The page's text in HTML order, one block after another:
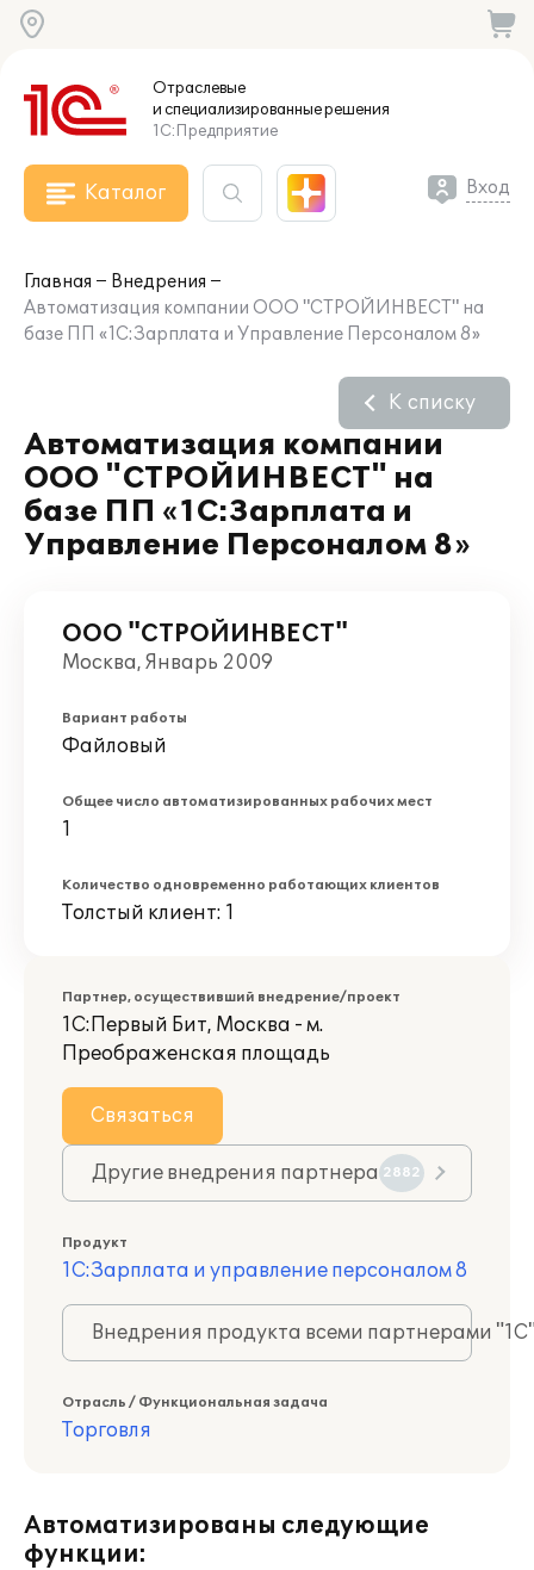
Отраслевые
и специализированныерешения
1С:Предприятие
Каталог Вход
Главная
Внедрения
Автоматизация компании ООО "СТРОЙИНВЕСТ" на
базе ПП «1С:Зарплата и Управление Персоналом 8»
Автоматизация компании
ООО "СТРОЙИНВЕСТ" на
базе ПП «1С:Зарплата и
Управление Персоналом 8»
К списку
ООО "СТРОЙИНВЕСТ"
Москва, Январь 2009
Вариант работы
Файловый
Общее число автоматизированных рабочих мест
1
Количество одновременно работающих клиентов
Толстый клиент: 1
Партнер, осуществивший внедрение/проект
1С:Первый Бит, Москва - м.
Преображенская площадь
Связаться
Другие внедрения партнера 2882
Продукт
1С:Зарплата и управление персоналом 8
Внедрения продукта всеми партнерами
Отрасль / Функциональная задача
Торговля
Автоматизированы следующие
функции: